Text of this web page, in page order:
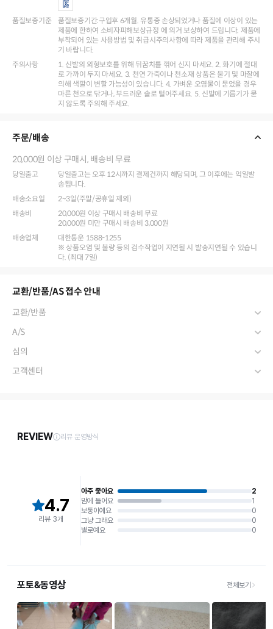
품질보증기준
품질보증기간:구입후 6개월. 유통중 손상되었거나 품질에 이상이 있는
제품에 한하여 소비자피해보상규정 에 의거 보상하여 드립니다. 제품에
부착되어 있는 사용방법 및 취급시주의사항에 따라 제품을 관리해 주시
기 바랍니다.
주의사항
1. 신발의 외형보호를 위해 뒤꿈치를 꺾어 신지 마세요. 2. 화기에 절대
로 가까이 두지 마세요. 3. 천연 가죽이나 천소재 상품은 물기 및 마찰에
의해 색깔이 변할 가능성이 있습니다. 4. 가벼운 오염물이 묻었을 경우
마른 천으로 닦거나, 부드러운 솔로 털어주세요. 5. 신발에 기름기가 묻
지 않도록 주의해 주세요.
주문/배송
20,000원 이상 구매시, 배송비 무료
당일출고
당일출고는 오후 12시까지 결제건까지 해당되며, 그 이후에는 익일발
송됩니다.
배송소요일
2~3일(주말/공휴일 제외)
배송비
20,000원 이상 구매시 배송비 무료
20,000원 미만 구매시 배송비 3,000원
배송업체
대한통운 1588-1255
※ 상품오염 및 불량 등의 검수작업이 지연될 시 발송지연될 수 있습니
다. (최대 7일)
교환/반품/AS 접수 안내
교환/반품
A/S
심의
고객센터